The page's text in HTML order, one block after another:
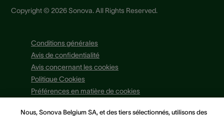
Copyright © 2026 Sonova. All Rights Reserved.
Conditions générales
Avis de confidentialité
Avis concernant les cookies
Politique Cookies
Préférences en matière de cookies
Nous, Sonova Belgium SA, et des tiers sélectionnés, utilisons des